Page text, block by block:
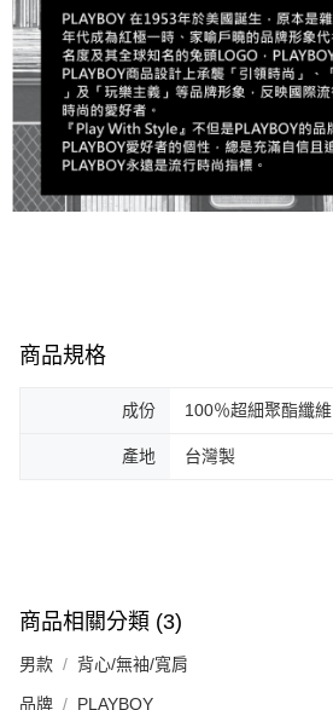
商品規格
成份 100％超細聚酯纖維
產地 台灣製
商品相關分類 (3)
男款 背心/無袖/寬肩
品牌 PLAYBOY